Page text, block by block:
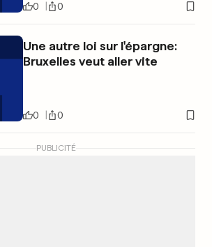
0 0
Une autre loi sur l'épargne:
Bruxelles veut aller vite
0 0
PUBLICITÉ